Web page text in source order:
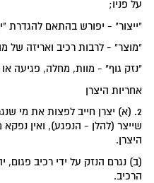
על פניו;
"ייצור" - יפורש בהתאם להגדרת
"מוצר" - לרבות רכיב ואריזה של
"נזק גוף" - מוות, מחלה, פגיעה או
אחריות היצרן
2. (א) יצרן חייב לפצות את מי
שייצר (להלן - הנפגע), ואין
היצרן.
(ב) נגרם הנזק על ידי רכיב פגום,
הרכיב.